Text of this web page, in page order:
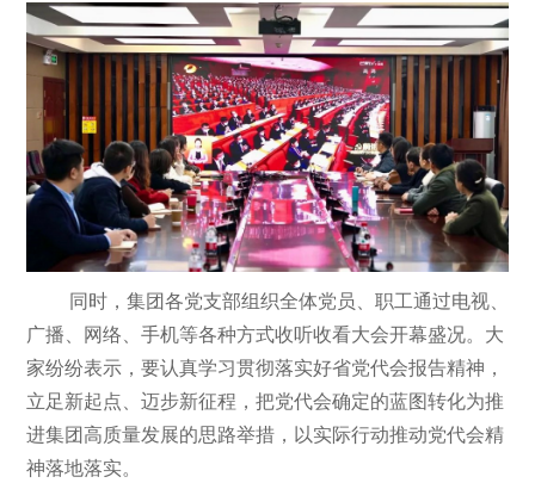
同时，集团各党支部组织全体党员、职工通过电视、
广播、网络、手机等各种方式收听收看大会开幕盛况。大
家纷纷表示，要认真学习贯彻落实好省党代会报告精神，
立足新起点、迈步新征程，把党代会确定的蓝图转化为推
进集团高质量发展的思路举措，以实际行动推动党代会精
神落地落实。